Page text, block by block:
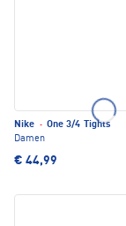
Nike · One 3/4 Tights
Damen
€ 44,99